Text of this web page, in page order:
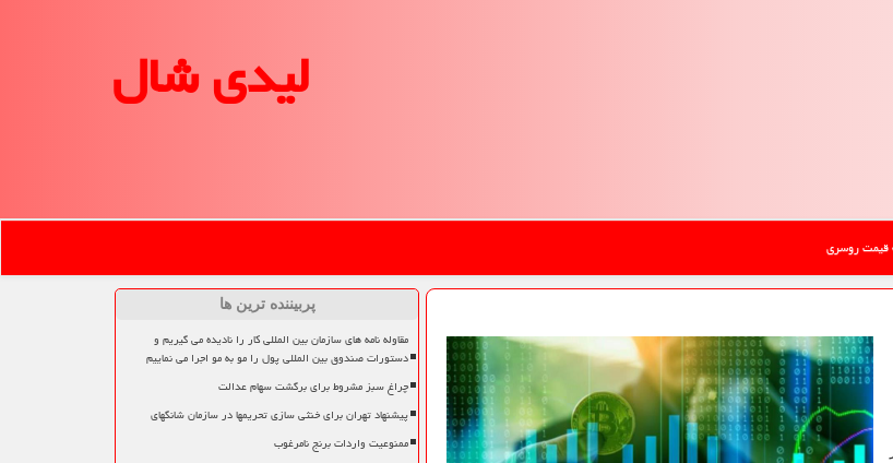
لیدی شال
قیمت روسری
پربیننده ترین ها
مقاوله نامه های سازمان بین المللی کار را نادیده می گیریم و
دستورات صندوق بین المللی پول را مو به مو اجرا می نماییم
چراغ سبز مشروط برای برگشت سهام عدالت
پیشنهاد تهران برای خنثی سازی تحریمها در سازمان شانگهای
ممنوعیت واردات برنج نامرغوب